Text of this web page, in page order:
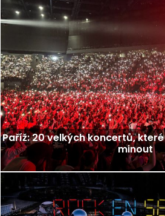
Paříž: 20 velkých koncertů,
minout